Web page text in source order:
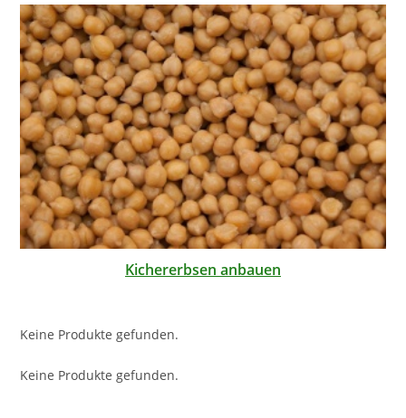
Kichererbsen anbauen
Keine Produkte gefunden.
Keine Produkte gefunden.